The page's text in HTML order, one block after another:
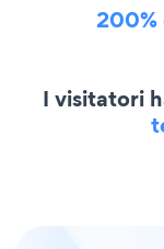
I visitatori